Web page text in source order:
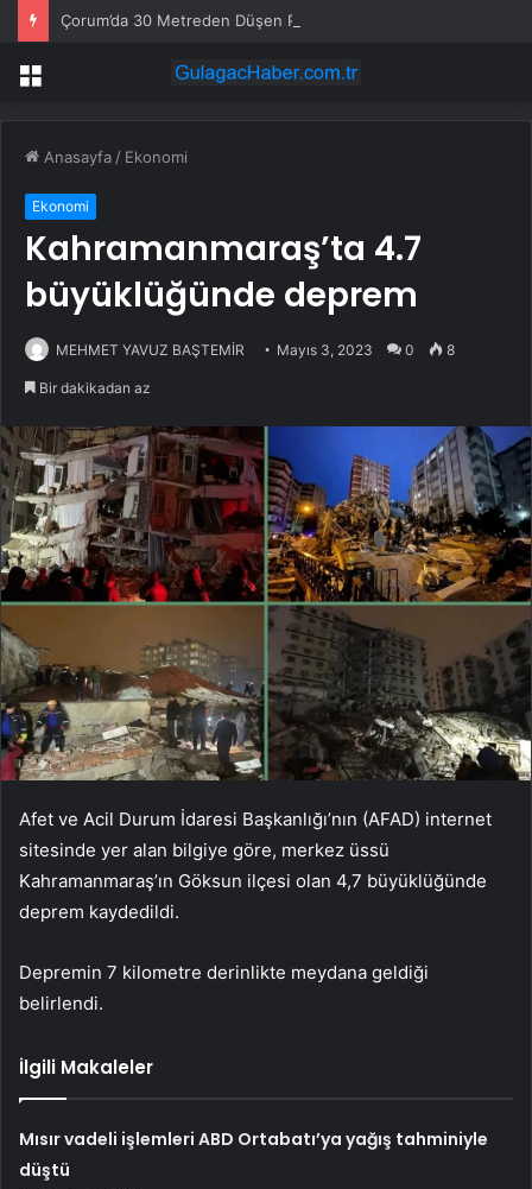
Çorum’da 30 Metreden Düşen Paraşütçü Hayatını Kaybetti
Menü
Anasayfa / Ekonomi
Ekonomi
Kahramanmaraş’ta 4.7
büyüklüğünde deprem
MEHMET YAVUZ BAŞTEMİR Mayıs 3, 2023 0 8
Bir dakikadan az
Afet ve Acil Durum İdaresi Başkanlığı’nın (AFAD) internet
sitesinde yer alan bilgiye göre, merkez üssü
Kahramanmaraş’ın Göksun ilçesi olan 4,7 büyüklüğünde
deprem kaydedildi.
Depremin 7 kilometre derinlikte meydana geldiği
belirlendi.
İlgili Makaleler
Mısır vadeli işlemleri ABD Ortabatı’ya yağış tahminiyle
düştü